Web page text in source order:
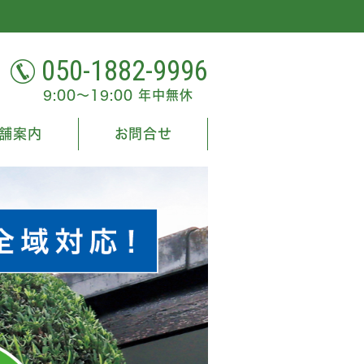
050-1882-9996
9:00～19:00 年中無休
案内 お問合せ